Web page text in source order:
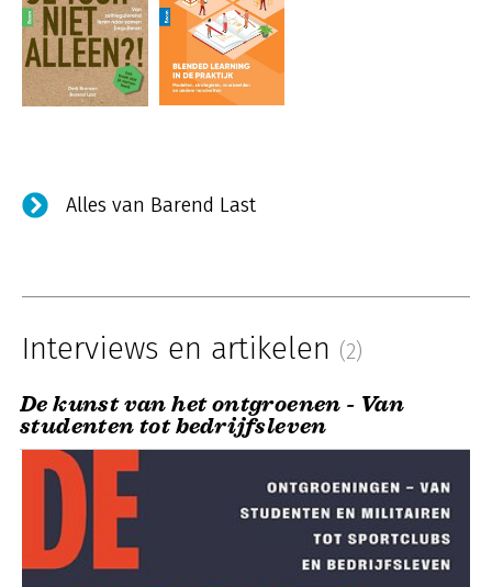
Alles van Barend Last
Interviews en artikelen (2)
De kunst van het ontgroenen - Van
studenten tot bedrijfsleven